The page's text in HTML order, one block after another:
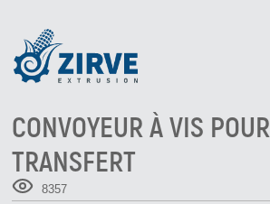
CONVOYEUR À VIS POUR
TRANSFERT
8357